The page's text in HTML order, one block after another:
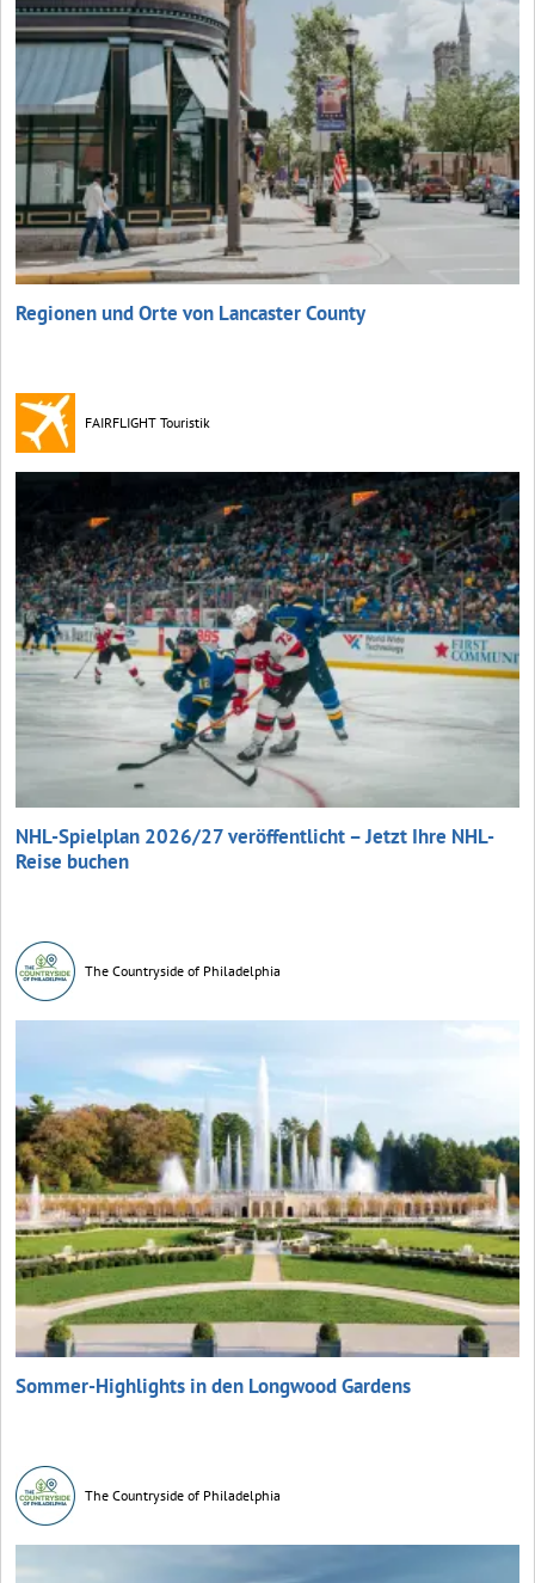
Regionen und Orte von Lancaster County
FAIRFLIGHT Touristik
NHL-Spielplan 2026/27 veröffentlicht – Jetzt Ihre NHL-
Reise buchen
The Countryside of Philadelphia
Sommer-Highlights in den Longwood Gardens
The Countryside of Philadelphia